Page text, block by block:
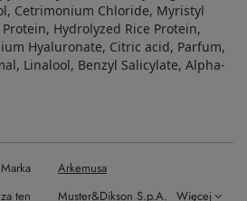
Cetrimonium Chloride, Myristyl
Hydrolyzed Rice Protein,
Hyaluronate, Citric acid, Parfum,
Linalool, Benzyl Salicylate, Alpha-
Marka
Arkemusa
ten
Muster&Dikson S.p.A. Więcej